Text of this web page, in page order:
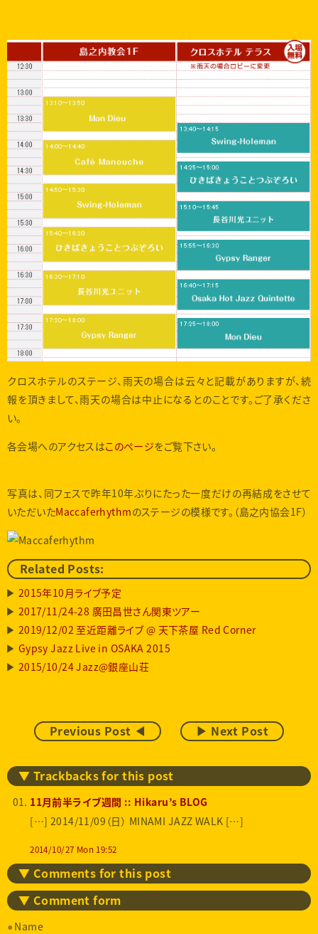
クロスホテルのステージ、雨天の場合は云々と記載がありますが、続
報を頂きまして、雨天の場合は中止になるとのことです。ご了承くださ
い。
各会場へのアクセスはこのページをご覧下さい。
写真は、同フェスで昨年10年ぶりにたった一度だけの再結成をさせて
いただいたMaccaferhythmのステージの模様です。（島之内協会1F）
Related Posts:
2015年10月ライブ予定
2017/11/24-28 廣田昌世さん関東ツアー
2019/12/02 至近距離ライブ @ 天下茶屋 Red Corner
Gypsy Jazz Live in OSAKA 2015
2015/10/24 Jazz@銀座山荘
Previous Post ◀ ▶ Next Post
▼ Trackbacks for this post
11月前半ライブ週間 :: Hikaru’s BLOG
[…] 2014/11/09（日） MINAMI JAZZ WALK […]
2014/10/27 Mon 19:52
▼ Comments for this post
▼ Comment form
Name